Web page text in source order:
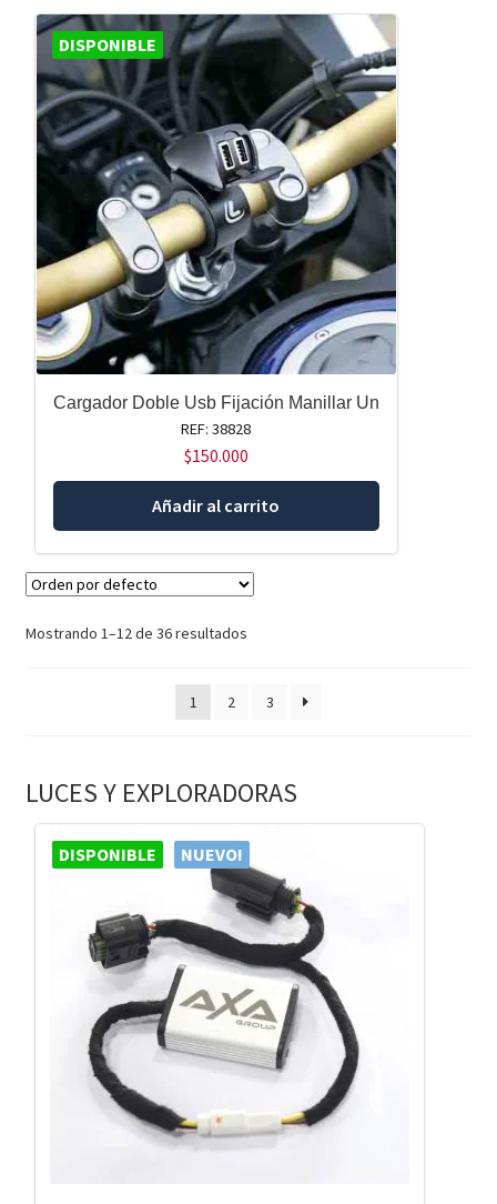
DISPONIBLE
Cargador Doble Usb Fijación Manillar Un
REF: 38828
$150.000
Añadir al carrito
Mostrando 1–12 de 36 resultados
1 2 3
LUCES Y EXPLORADORAS
DISPONIBLE NUEVO!